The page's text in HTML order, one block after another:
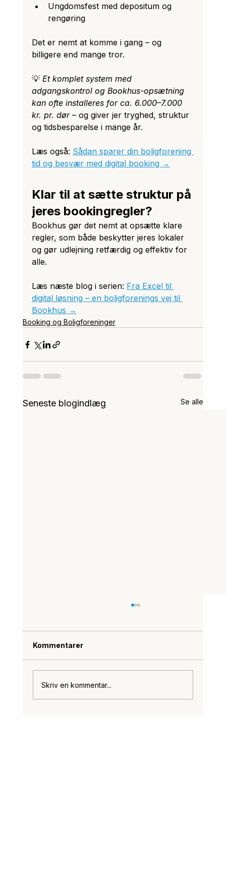
Ungdomsfest med depositum og
rengøring
Det er nemt at komme i gang – og
billigere end mange tror.
💡 Et komplet system med
adgangskontrol og Bookhus-opsætning
kan ofte installeres for ca. 6.000–7.000
kr. pr. dør – og giver jer tryghed, struktur
og tidsbesparelse i mange år.
Læs også: Sådan sparer din boligforening
tid og besvær med digital booking →
Klar til at sætte struktur på
jeres bookingregler?
Bookhus gør det nemt at opsætte klare
regler, som både beskytter jeres lokaler
og gør udlejning retfærdig og effektiv for
alle.
Læs næste blog i serien: Fra Excel til
digital løsning – en boligforenings vej til
Bookhus →
Booking og Boligforeninger
Seneste blogindlæg Se alle
Kommentarer
Skriv en kommentar...